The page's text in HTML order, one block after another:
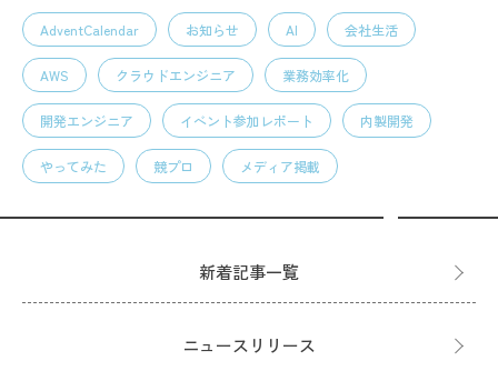
AdventCalendar お知らせ AI 会社生活
AWS クラウドエンジニア 業務効率化
開発エンジニア イベント参加レポート 内製開発
やってみた 競プロ メディア掲載
新着記事一覧
ニュースリリース